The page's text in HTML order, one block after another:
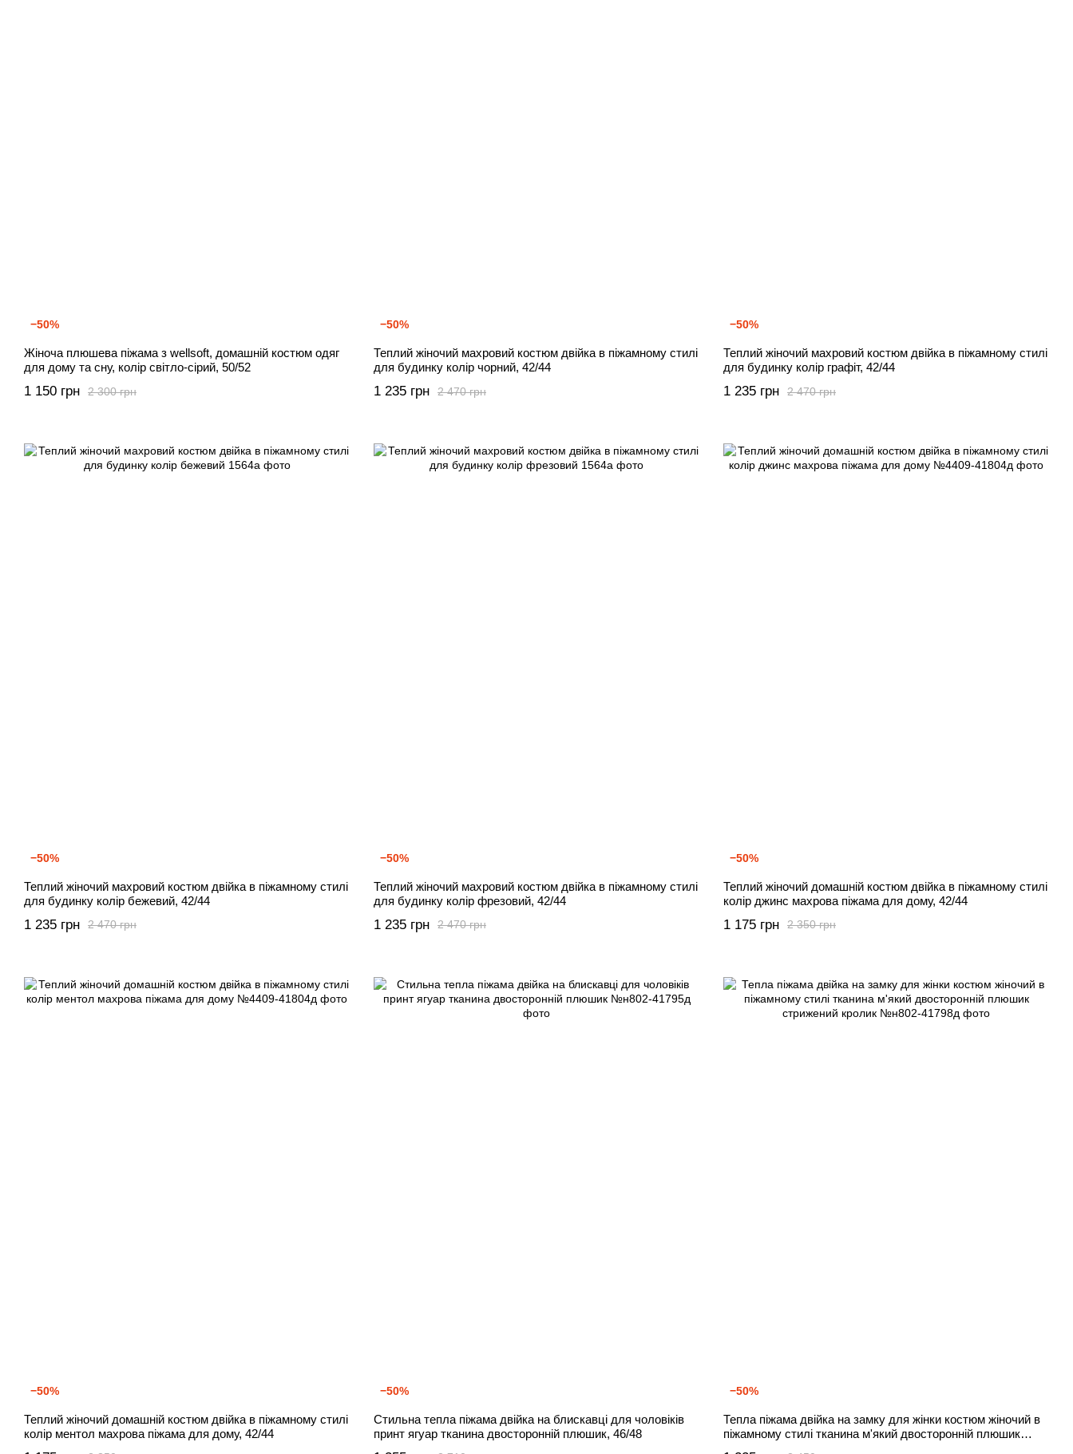
−50%
Жіноча плюшева піжама з wellsoft, домашній костюм одяг
для дому та сну, колір світло-сірий, 50/52
2 300 грн
1 150 грн
−50%
Теплий жіночий махровий костюм двійка в піжамному стилі
для будинку колір чорний, 42/44
2 470 грн
1 235 грн
−50%
Теплий жіночий махровий костюм двійка в піжамному стилі
для будинку колір графіт, 42/44
2 470 грн
1 235 грн
−50%
Теплий жіночий махровий костюм двійка в піжамному стилі
для будинку колір бежевий, 42/44
2 470 грн
1 235 грн
−50%
Теплий жіночий махровий костюм двійка в піжамному стилі
для будинку колір фрезовий, 42/44
2 470 грн
1 235 грн
−50%
Теплий жіночий домашній костюм двійка в піжамному стилі
колір джинс махрова піжама для дому, 42/44
2 350 грн
1 175 грн
−50%
Теплий жіночий домашній костюм двійка в піжамному стилі
колір ментол махрова піжама для дому, 42/44
−50%
Стильна тепла піжама двійка на блискавці для чоловіків
принт ягуар тканина двосторонній плюшик, 46/48
−50%
Тепла піжама двійка на замку для жінки костюм жіночий в
піжамному стилі тканина м'який двосторонній плюшик